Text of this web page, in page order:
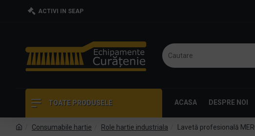
ACTIVI IN SEAP
TOATE PRODUSELE ACASA DESPRE NOI
Consumabile hartie Role hartie industriala Lavetă profesională